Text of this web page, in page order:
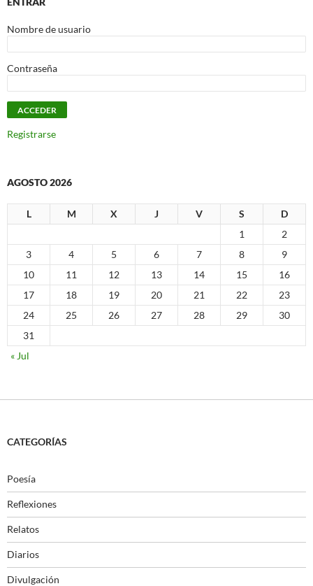
Nombre de usuario
Contraseña
Registrarse
AGOSTO 2026
L M X J V S
D
1
2
3
4 5 6 7 8
9
10
11 12 13 14 15
16
17
18 19 20 21 22
23
24
25 26 27 28 29
30
31
« Jul
CATEGORÍAS
Poesía
Reflexiones
Relatos
Diarios
Divulgación